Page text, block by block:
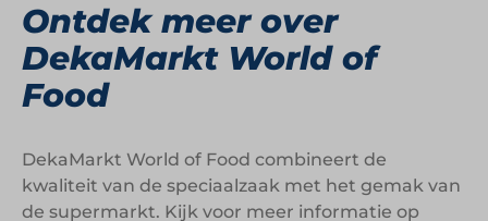
Ontdek meer over
DekaMarkt World of
Food
DekaMarkt World of Food combineert de
kwaliteit van de speciaalzaak met het gemak van
de supermarkt. Kijk voor meer informatie op